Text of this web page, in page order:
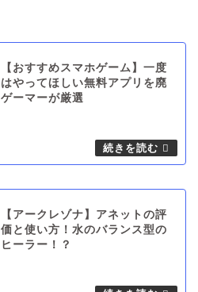
【おすすめスマホゲーム】一度
はやってほしい無料アプリを廃
ゲーマーが厳選
【アークレゾナ】アネットの評
価と使い方！水のバランス型の
ヒーラー！？